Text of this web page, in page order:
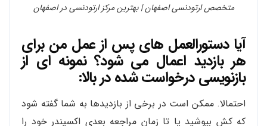
متخصص ارتودنسی اصفهان | بهترین مرکز ارتودنسی در اصفهان
آیا دستورالعمل های پس از عمل من برای
هر بازدید اعمال می شود؟ نمونه ای از
بازنویسی درخواست شده در بالا:
احتمالا. ممکن است در برخی از بازدیدها به شما گفته شود
که کش بپوشید یا تا زمان مراجعه بعدی اکسپندر خود را